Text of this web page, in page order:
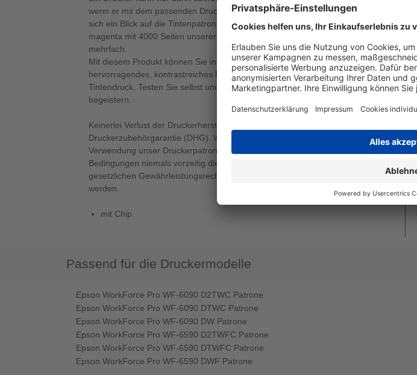
wenn er mit dem passenden Druckerzubehör ausgestattet ist. Daher lohnt
sich ein Blick auf die Tintenpatrone Epson T9083 - alternative Patrone
magenta mit 4000 Seiten unserer Eigenmarke
mehrfach.
Mit diesem Produkt können Sie in magenta drucken und erzielen ein
hervorragendes, kontrastreiches Ergebnis - ideal geeignet für den
Tintendruck. Testen Sie selbst und lassen sich von diesem Produkt
begeistern.
Keinerlei Verlust der Druckerherstellergarantie durch die
Druckerzubehörgarantie (DHG). Wir garantieren Ihnen, dass Sie bei
Verwendung unser Druckerpatronen im Rahmen der DHG und der dortigen
Bedingungen niemals vorzeitig die Herstellergarantie Ihres Druckers und die
gesetzlichen Gewährleistungsrechte verlieren oder diese auch nur gemindert
werden.
mit Chip
Passend für die Druckermodelle
Epson WorkForce Pro WF-6090 D2TWC Patrone
Epson WorkForce Pro WF-6090 DTWC Patrone
Epson WorkForce Pro WF-6090 DW Patrone
Epson WorkForce Pro WF-6590 D2TWFC Patrone
Epson WorkForce Pro WF-6590 DTWFC Patrone
Epson WorkForce Pro WF-6590 DWF Patrone